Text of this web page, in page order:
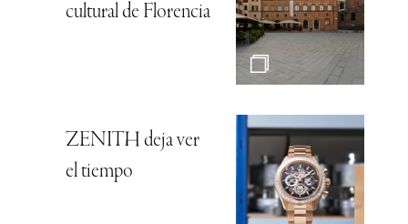
cultural de Florencia
ZENITH deja ver
el tiempo